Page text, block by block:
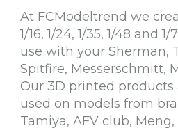
At FCModeltrend we
1/16, 1/24, 1/35, 1/48 and
use with your Sherman,
Spitfire, Messerschmitt,
Our 3D printed products
used on models from
Tamiya, AFV club,